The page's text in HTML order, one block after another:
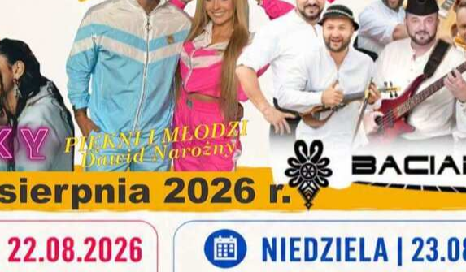
Twoją prywatność. Możesz zmienić ustawienia cookies lub zaakceptować je
W dowolnym momencie możesz dokonać zmiany swoich ustawień.